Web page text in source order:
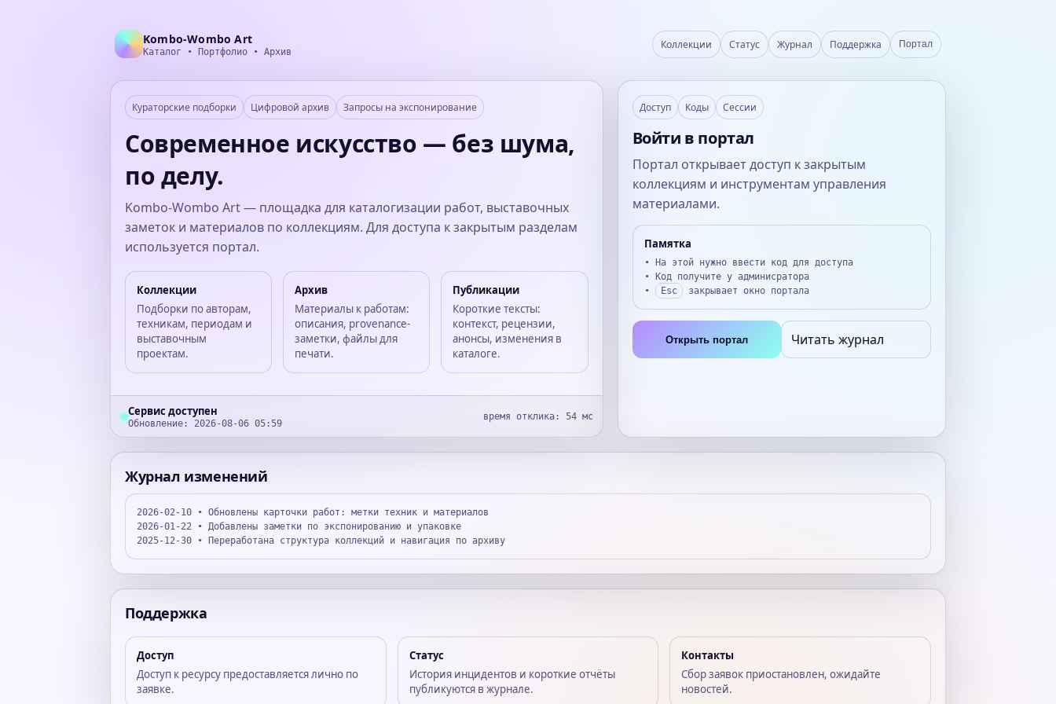
Kombo-Wombo Art
Каталог • Портфолио • Архив
Коллекции Статус Журнал Поддержка Портал
Кураторские подборки Цифровой архив Запросы на экспонирование
Современное искусство — без шума,
по делу.
Kombo-Wombo Art — площадка для каталогизации работ, выставочных
заметок и материалов по коллекциям. Для доступа к закрытым разделам
используется портал.
Коллекции
Подборки по авторам,
техникам, периодам и
выставочным
проектам.
Архив
Материалы к работам:
описания, provenance-
заметки, файлы для
печати.
Публикации
Короткие тексты:
контекст, рецензии,
анонсы, изменения в
каталоге.
Сервис доступен
Обновление: 2026-08-06 05:59
время отклика: 54мс
Доступ Коды Сессии
Войти в портал
Портал открывает доступ к закрытым
коллекциям и инструментам управления
материалами.
Памятка
• На этой нужно ввести код для доступа
• Код получите у админисратора
•
Esc закрывает окно портала
Открыть портал Читать журнал
Журнал изменений
2026-02-10 • Обновлены карточки работ: метки техник и материалов
2026-01-22 • Добавлены заметки по экспонированию и упаковке
2025-12-30 • Переработана структура коллекций и навигация по архиву
Поддержка
Доступ
Доступ к ресурсу предоставляется лично по
заявке.
Статус
История инцидентов и короткие отчёты
публикуются в журнале.
Контакты
Сбор заявок приостановлен, ожидайте
новостей.